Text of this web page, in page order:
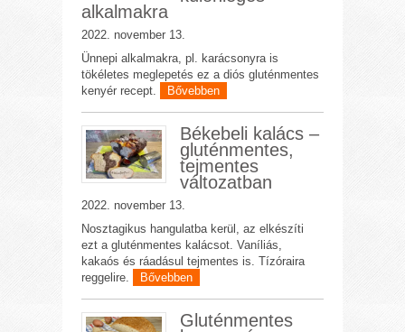
alkalmakra
2022. november 13.
Ünnepi alkalmakra, pl. karácsonyra is
tökéletes meglepetés ez a diós gluténmentes
kenyér recept.
Bővebben
Békebeli kalács –
gluténmentes,
tejmentes
változatban
2022. november 13.
Nosztagikus hangulatba kerül, az elkészíti
ezt a gluténmentes kalácsot. Vaníliás,
kakaós és ráadásul tejmentes is. Tízóraira
reggelire.
Bővebben
Gluténmentes